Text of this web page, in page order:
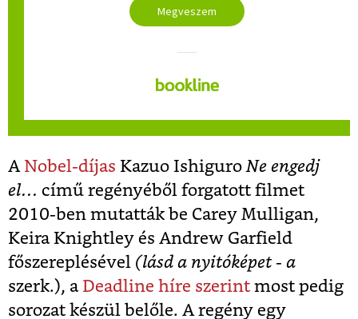
Megveszem
A Nobel-díjas Kazuo Ishiguro Ne engedj
el… című regényéből forgatott filmet
2010-ben mutatták be Carey Mulligan,
Keira Knightley és Andrew Garfield
főszereplésével (lásd a nyitóképet - a
szerk.), a Deadline híre szerint most pedig
sorozat készül belőle. A regény egy